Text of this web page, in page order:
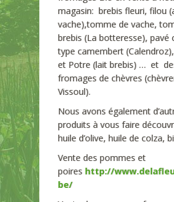
magasin: brebis fleuri, filou
vache),tomme de vache,
brebis (La botteresse), pavé
type camembert
et Potre (lait brebis) … et
fromages de chèvres
Vissoul).
Nous avons également
produits à vous faire
huile d’olive, huile de colza,
Vente des pommes et
poires http://
be/